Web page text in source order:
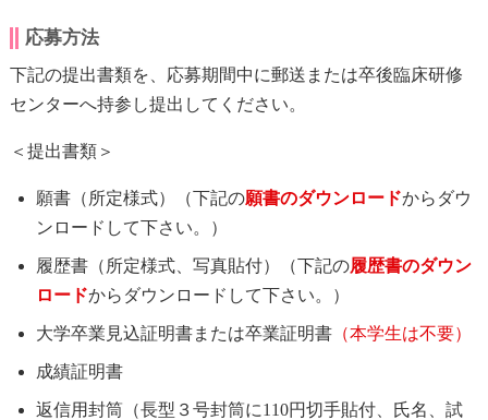
応募方法
下記の提出書類を、応募期間中に郵送または卒後臨床研修
センターへ持参し提出してください。
＜提出書類＞
願書（所定様式）（下記の願書のダウンロードからダウ
ンロードして下さい。）
履歴書（所定様式、写真貼付）（下記の履歴書のダウン
ロードからダウンロードして下さい。）
大学卒業見込証明書または卒業証明書（本学生は不要）
成績証明書
返信用封筒（長型３号封筒に110円切手貼付、氏名、試